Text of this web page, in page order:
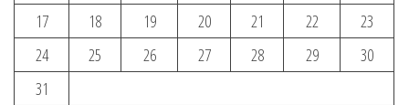
17
18 19 20 21 22
23
24
25 26 27 28 29
30
31